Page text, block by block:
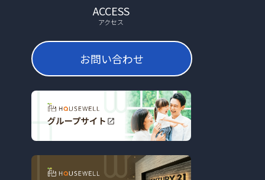
ACCESS
アクセス
お問い合わせ